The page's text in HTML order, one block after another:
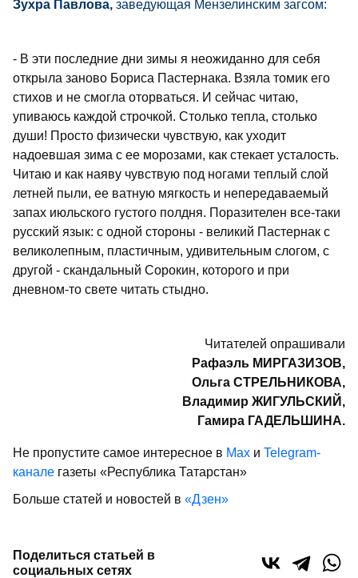
Зухра Павлова, заведующая Мензелинским загсом:
- В эти последние дни зимы я неожиданно для себя
открыла заново Бориса Пастернака. Взяла томик его
стихов и не смогла оторваться. И сейчас читаю,
упиваюсь каждой строчкой. Столько тепла, столько
души! Просто физически чувствую, как уходит
надоевшая зима с ее морозами, как стекает усталость.
Читаю и как наяву чувствую под ногами теплый слой
летней пыли, ее ватную мягкость и непередаваемый
запах июльского густого полдня. Поразителен все-таки
русский язык: с одной стороны - великий Пастернак с
великолепным, пластичным, удивительным слогом, с
другой - скандальный Сорокин, которого и при
дневном-то свете читать стыдно.
Читателей опрашивали
Рафаэль МИРГАЗИЗОВ,
Ольга СТРЕЛЬНИКОВА,
Владимир ЖИГУЛЬСКИЙ,
Гамира ГАДЕЛЬШИНА.
Не пропустите самое интересное в Max и Telegram-
канале газеты «Республика Татарстан»
Больше статей и новостей в «Дзен»
Поделиться статьей в
социальных сетях